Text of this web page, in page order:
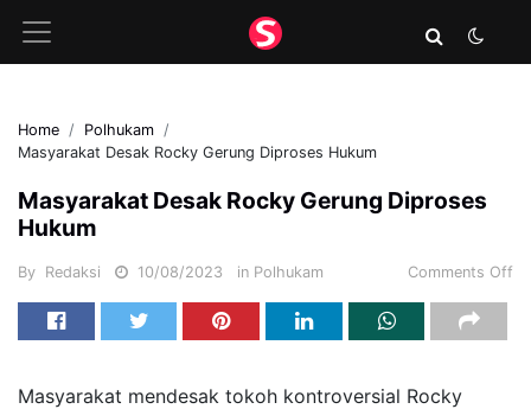
Home
Polhukam
Masyarakat Desak Rocky Gerung Diproses Hukum
Masyarakat Desak Rocky Gerung Diproses
Hukum
By Redaksi 10/08/2023 in Polhukam Comments Off
Masyarakat mendesak tokoh kontroversial Rocky